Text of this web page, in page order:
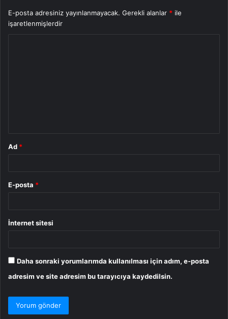
E-posta adresiniz yayınlanmayacak. Gerekli alanlar * ile
işaretlenmişlerdir
Ad *
E-posta *
İnternet sitesi
Daha sonraki yorumlarımda kullanılması için adım, e-posta
adresim ve site adresim bu tarayıcıya kaydedilsin.